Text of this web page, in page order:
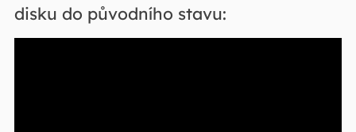
disku do původního stavu: